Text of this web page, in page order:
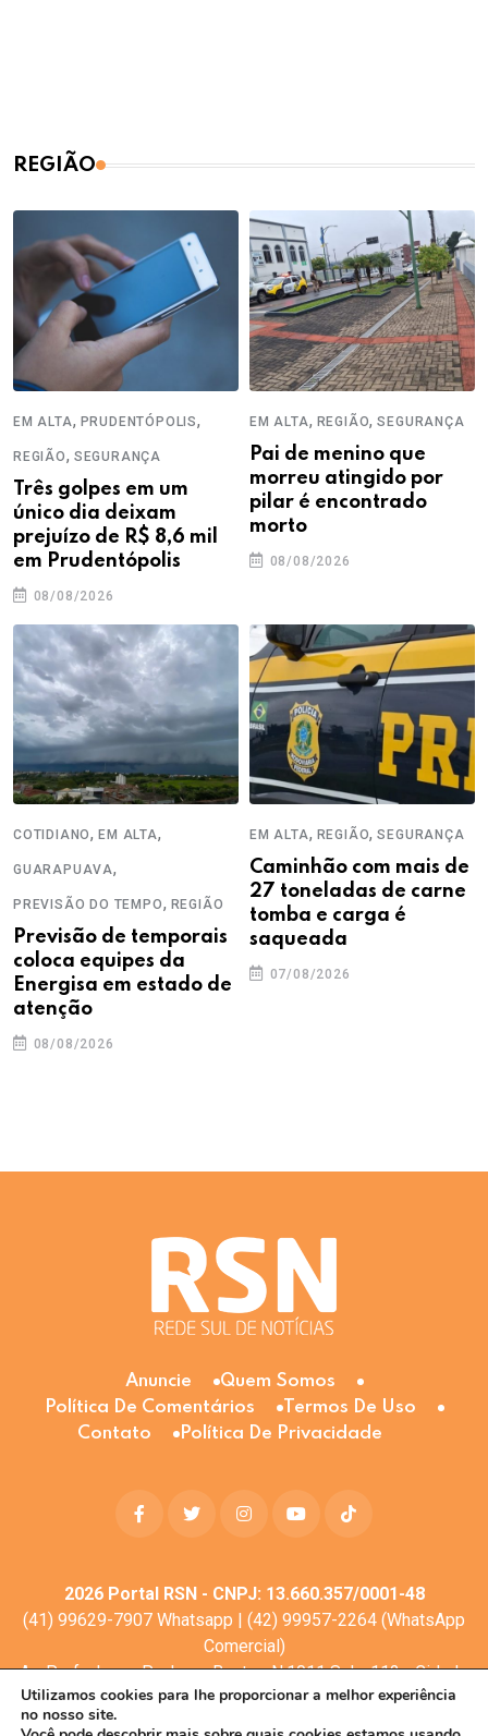
REGIÃO
EM ALTA, PRUDENTÓPOLIS,
REGIÃO, SEGURANÇA
Três golpes em um
único dia deixam
prejuízo de R$ 8,6 mil
em Prudentópolis
08/08/2026
EM ALTA, REGIÃO,SEGURANÇA
Pai de menino que
morreu atingido por
pilar é encontrado
morto
08/08/2026
COTIDIANO,EM ALTA,
GUARAPUAVA,
PREVISÃO DO TEMPO, REGIÃO
Previsão de temporais
coloca equipes da
Energisa em estado de
atenção
08/08/2026
EM ALTA, REGIÃO,SEGURANÇA
Caminhão com mais de
27 toneladas de carne
tomba e carga é
saqueada
07/08/2026
Anuncie
Quem Somos
Política De Comentários
Termos De Uso
Contato
Política De Privacidade
2026Portal RSN - CNPJ: 13.660.357/0001-48
(41) 99629-7907 Whatsapp | (42) 99957-2264 (WhatsApp
Comercial)
Av. Profa. Laura Pacheco Bastos N:1011 Sala: 112 - Cidade
dos Lagos, Guarapuava - PR, 85053-525
© Todos os direitos reservados
Utilizamos cookies para lhe proporcionar a melhor experiência
no nosso site.